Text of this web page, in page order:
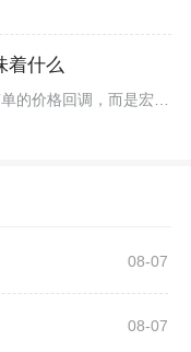
着什么
08-07
08-07